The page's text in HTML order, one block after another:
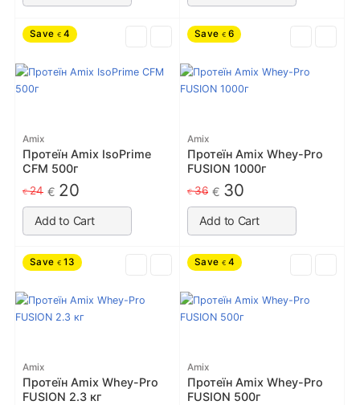
Save € 4
Amix
Протеїн Amix IsoPrime
CFM 500г
€24 € 20
Add to Cart
Save € 6
Amix
Протеїн Amix Whey-Pro
FUSION 1000г
€36 € 30
Add to Cart
Save € 13
Amix
Протеїн Amix Whey-Pro
FUSION 2.3 кг
Save € 4
Amix
Протеїн Amix Whey-Pro
FUSION 500г